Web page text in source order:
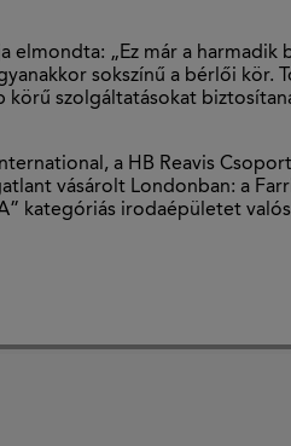
elmondta: „Ez már a
sokszínű a bérlői
szolgáltatásokat
a HB Reavis
vásárolt Londonban: a
kategóriás irodaépületet